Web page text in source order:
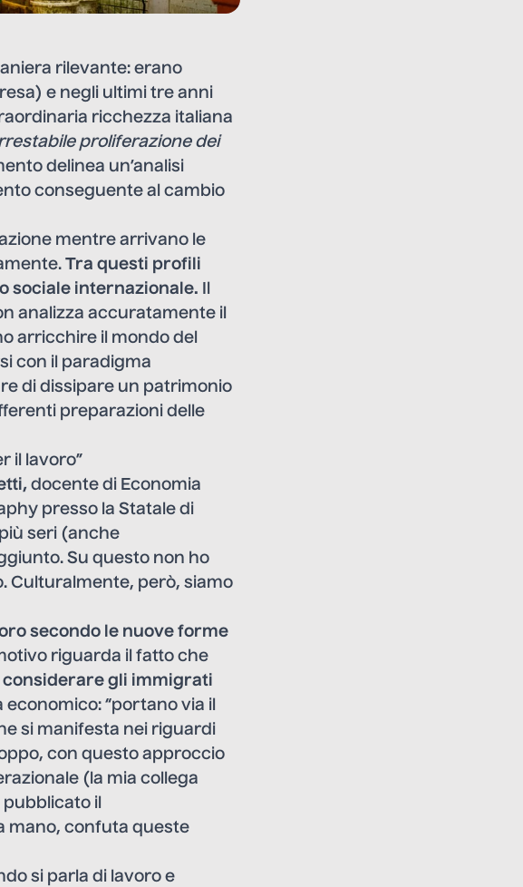
rilevante: erano
e negli ultimi tre anni
ricchezza italiana
proliferazione dei
delinea un’analisi
conseguente al cambio
mentre arrivano le
Tra questi profili
sociale internazionale.
analizza accuratamente il
arricchire il mondo del
con il paradigma
di dissipare un patrimonio
preparazioni delle
il lavoro”
docente di Economia
presso la Statale di
seri (anche
Su questo non ho
Culturalmente, però, siamo
secondo le nuove forme
riguarda il fatto che
considerare gli immigrati
“portano via il
si manifesta nei riguardi
con questo approccio
(la mia collega
il
mano, confuta queste
si parla di lavoro e